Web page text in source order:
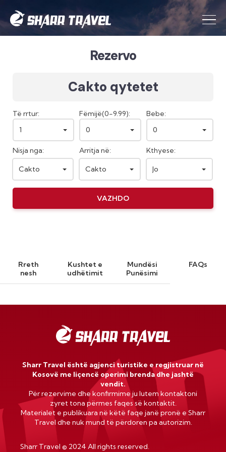
Rezervo
Cakto qytetet
Të rrtur: Fëmijë(0-9.99):
Bebe:
1
0 0
Nisja nga: Arritja në: Kthyese:
Cakto Cakto Jo
VAZHDO
Rreth
nesh
Kushtet e
udhëtimit
Mundësi
Punësimi
FAQs
Sharr Travel është agjenci turistike e regjistruar në
Kosovë me liçencë operimi brenda dhe jashtë
vendit.
Për rezervime dhe konfirmime ju lutem kontaktoni
zyret tona përmes faqes së kontaktit.
Materialet e publikuara në këtë faqe janë pronë e Sharr
Travel dhe nuk mund të përdoren pa autorizim.
Sharr Travel © 2024 All rights reserved.